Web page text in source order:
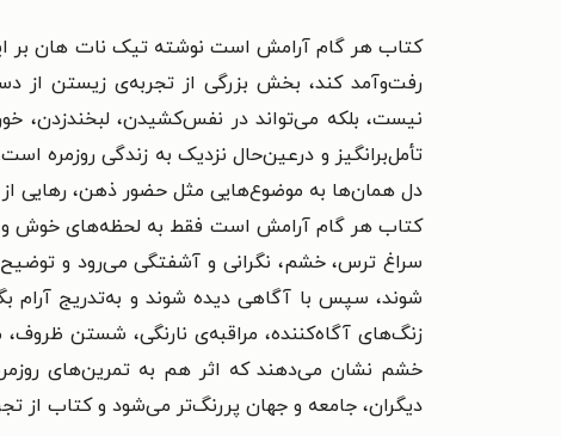
کتاب هر گام آرامش است نوشته تیک نات هان بر
رفت‌وآمد کند، بخش بزرگی از تجربه‌ی زیستن
نیست، بلکه می‌تواند در نفس‌کشیدن، لبخندزدن،
تأمل‌برانگیز و درعین‌حال نزدیک به زندگی
دل همان‌ها به موضوع‌هایی مثل حضور ذهن، رهایی
کتاب هر گام آرامش است فقط به لحظه‌های خوش و
سراغ ترس، خشم، نگرانی و آشفتگی می‌رود و توضیح
شوند، سپس با آگاهی دیده شوند و به‌تدریج
زنگ‌های آگاه‌کننده، مراقبه‌ی نارنگی، شستن
خشم نشان می‌دهند که اثر هم به تمرین‌های
دیگران، جامعه و جهان پررنگ‌تر می‌شود و کتاب از